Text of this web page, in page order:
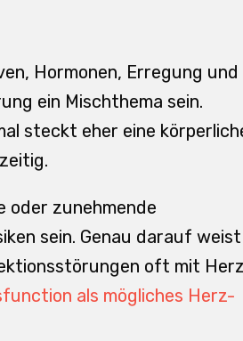
Hormonen, Erregung und
ein Mischthema sein.
steckt eher eine
oder zunehmende
sein. Genau darauf weist
oft mit
als mögliches Herz-